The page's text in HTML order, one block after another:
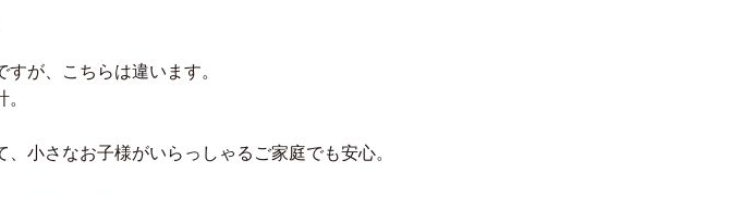
が、こちらは違います。
小さなお子様がいらっしゃるご家庭でも安心。